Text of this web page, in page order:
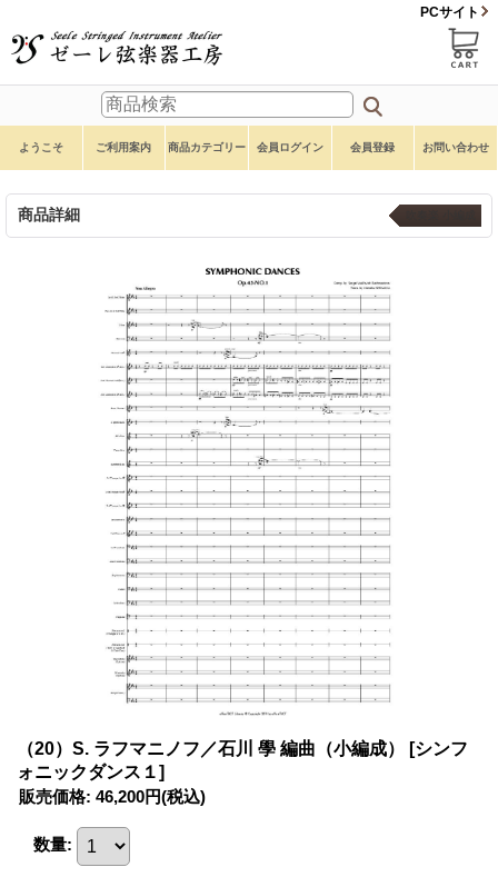
PCサイト
ようこそ ご利用案内 商品カテゴリー 会員ログイン 会員登録 お問い合わせ
商品詳細
（20）S. ラフマニノフ／石川 學 編曲（小編成）
[シンフ
ォニックダンス１]
販売価格: 46,200円(税込)
数量: